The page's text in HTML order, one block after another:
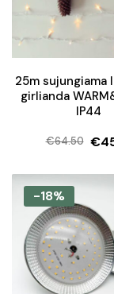
25m sujungiama
girlianda
IP44
€64.50 €
-18%